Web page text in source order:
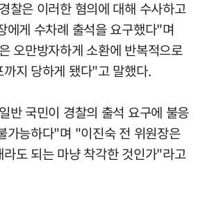
찰은 이러한 혐의에 대해 수사하고
에게 수차례 출석을 요구했다"며
오만방자하게 소환에 반복적으로
지 당하게 됐다"고 말했다.
반 국민이 경찰의 출석 요구에 불응
가능하다"며 "이진숙 전 위원장은
도 되는 마냥 착각한 것인가"라고